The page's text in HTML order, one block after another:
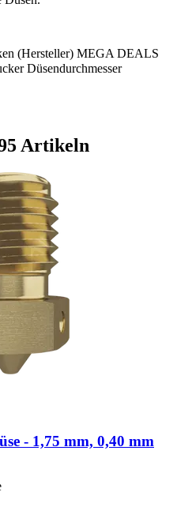
(Hersteller) MEGA DEALS
Düsendurchmesser
Artikeln
-​ 1,75 mm, 0,40 mm